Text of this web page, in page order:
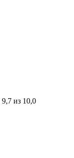
9,7 из 10,0